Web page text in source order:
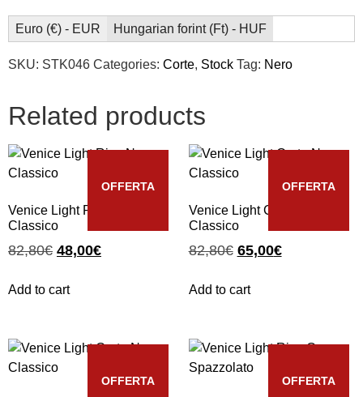
Euro (€) - EUR Hungarian forint (Ft) - HUF
SKU: STK046 Categories: Corte, Stock Tag: Nero
Related products
OFFERTA
Venice Light Riva Nero
Classico
82,80€ 48,00€
Add to cart
OFFERTA
Venice Light Corte Nero
Classico
82,80€ 65,00€
Add to cart
OFFERTA OFFERTA